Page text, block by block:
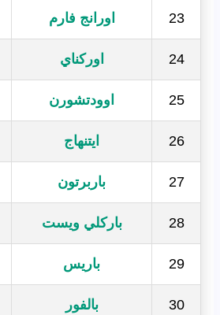
23 اورانج فارم
24 اوركناي
25 اوودتشورن
26 ايتنهاج
27 باربرتون
28 باركلي ويست
29 باريس
30 بالفور